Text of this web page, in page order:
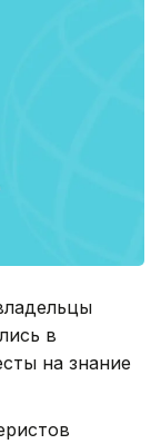
в
на знание